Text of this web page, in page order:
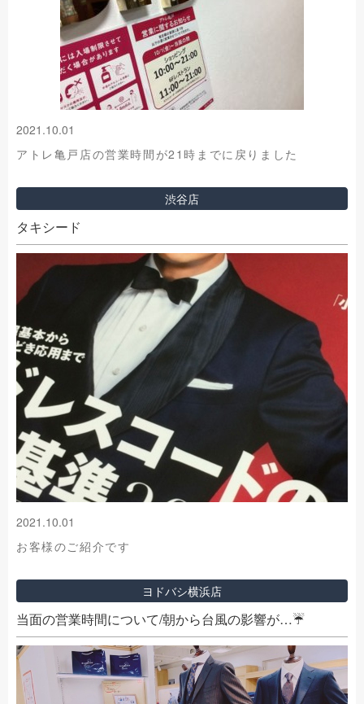
2021.10.01
アトレ亀戸店の営業時間が21時までに戻りました
渋谷店
タキシード
2021.10.01
お客様のご紹介です
ヨドバシ横浜店
当面の営業時間について/朝から台風の影響が…☔